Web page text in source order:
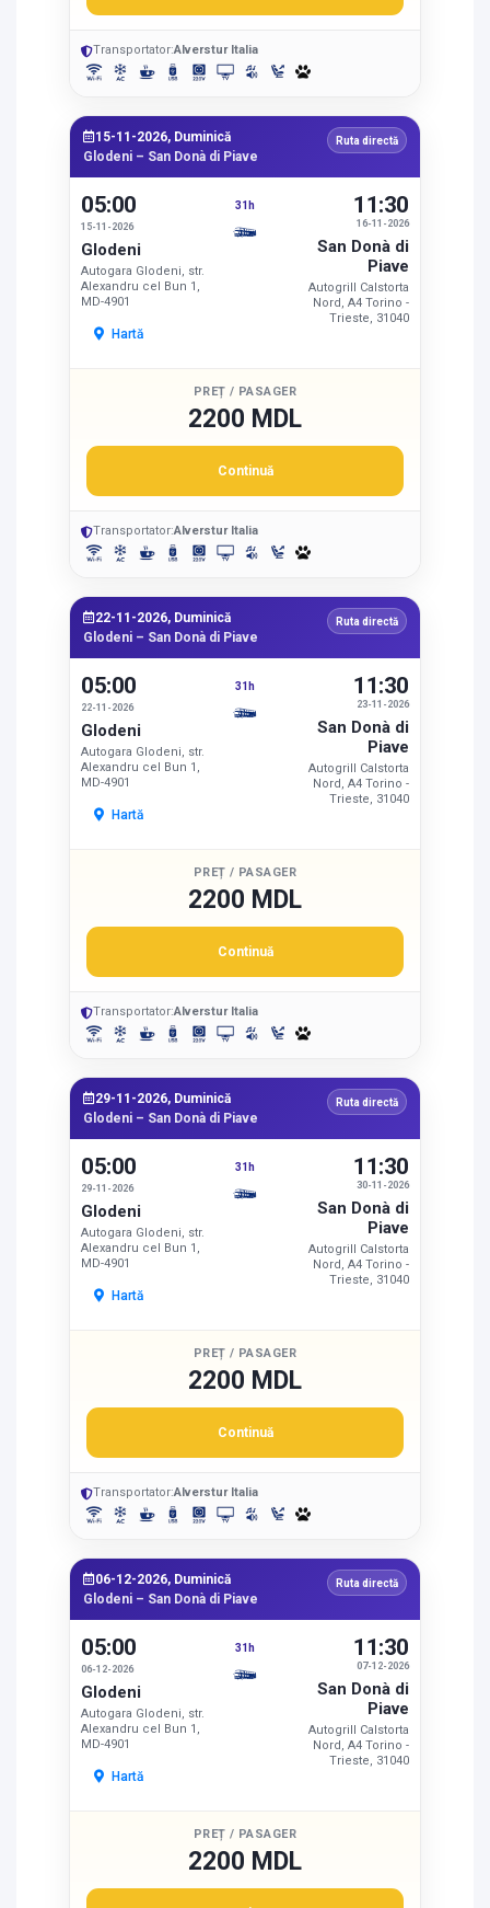
Transportator:Alverstur Italia
15-11-2026, Duminică
Glodeni – San Donà di Piave
Ruta directă
05:00
15-11-2026
Glodeni
Autogara Glodeni, str.
Alexandru cel Bun 1,
MD-4901
Hartă
31h
16-11-2026
11:30
San Donà di
Piave
Autogrill Calstorta
Nord, A4 Torino -
Trieste, 31040
PREȚ / PASAGER
2200 MDL
Continuă
Transportator:Alverstur Italia
22-11-2026, Duminică
Glodeni – San Donà di Piave
Ruta directă
05:00
22-11-2026
Glodeni
Autogara Glodeni, str.
Alexandru cel Bun 1,
MD-4901
Hartă
31h
23-11-2026
11:30
San Donà di
Piave
Autogrill Calstorta
Nord, A4 Torino -
Trieste, 31040
PREȚ / PASAGER
2200 MDL
Continuă
Transportator:Alverstur Italia
29-11-2026, Duminică
Glodeni – San Donà di Piave
Ruta directă
05:00
29-11-2026
Glodeni
Autogara Glodeni, str.
Alexandru cel Bun 1,
MD-4901
Hartă
31h
30-11-2026
11:30
San Donà di
Piave
Autogrill Calstorta
Nord, A4 Torino -
Trieste, 31040
PREȚ / PASAGER
2200 MDL
Continuă
Transportator:Alverstur Italia
06-12-2026, Duminică
Glodeni – San Donà di Piave
Ruta directă
05:00
06-12-2026
Glodeni
Autogara Glodeni, str.
Alexandru cel Bun 1,
MD-4901
Hartă
31h
07-12-2026
11:30
San Donà di
Piave
Autogrill Calstorta
Nord, A4 Torino -
Trieste, 31040
PREȚ / PASAGER
2200 MDL